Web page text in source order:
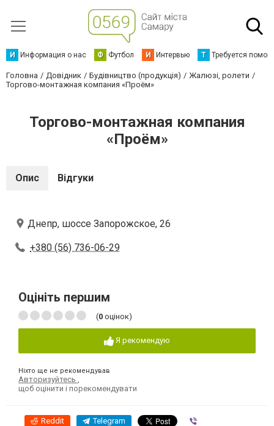
И Информация о нас Ф Футбол И Интервью Т Требуется
Головна Довідник Будівництво (продукція)
Жалюзі, ролети
Торгово-монтажная компания «Проём»
Торгово-монтажная компания
«Проём»
Опис Відгуки
Днепр, шоссе Запорожское, 26
+380 (56) 736-06-29
Оцініть першим
(0 оцінок)
Я рекомендую
Ніхто ще не рекомендував
Авторизуйтесь
щоб оцінити і порекомендувати
Reddit Telegram